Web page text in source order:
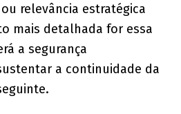
relevância estratégica
mais detalhada for essa
a segurança
a continuidade da